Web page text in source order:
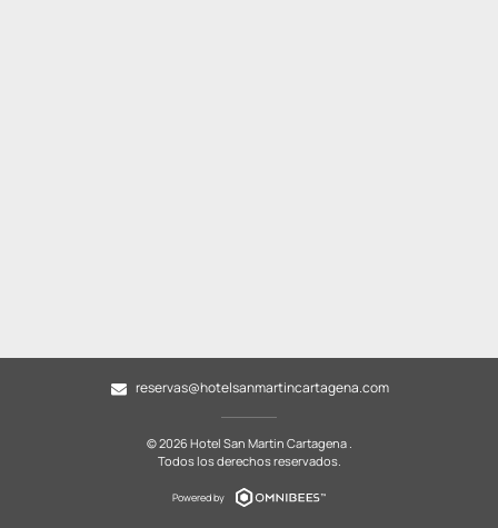
reservas@hotelsanmartincartagena.com
© 2026 Hotel San Martin Cartagena .
Todos los derechos reservados.
Powered by